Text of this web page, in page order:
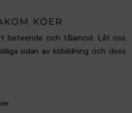
KÖER
beteende och tålamod. Låt oss
sidan av köbildning och dess